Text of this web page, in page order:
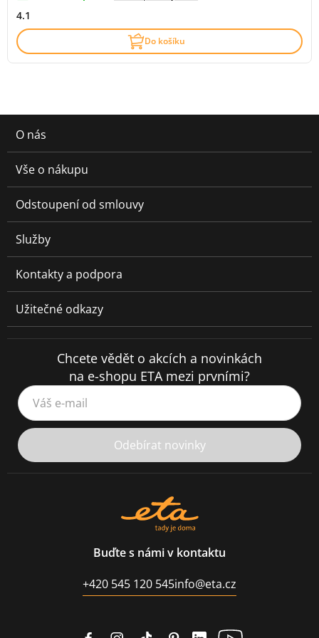
4.1
Do košíku
O nás
Vše o nákupu
Odstoupení od smlouvy
Služby
Kontakty a podpora
Užitečné odkazy
Chcete vědět o akcích a novinkách
na e-shopu ETA mezi prvními?
Váš e-mail
Odebírat novinky
Buďte s námi v kontaktu
+420 545 120 545info@eta.cz